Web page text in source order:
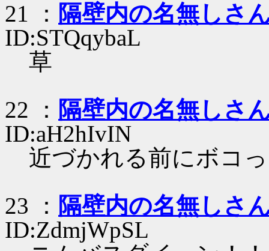
21 ： 隔壁内の名無しさ
ID:STQqybaL
草
22 ： 隔壁内の名無しさ
ID:aH2hIvIN
近づかれる前にボコ
23 ： 隔壁内の名無しさ
ID:ZdmjWpSL